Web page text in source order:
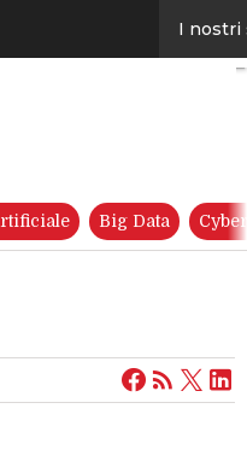
I nostri
Big Data